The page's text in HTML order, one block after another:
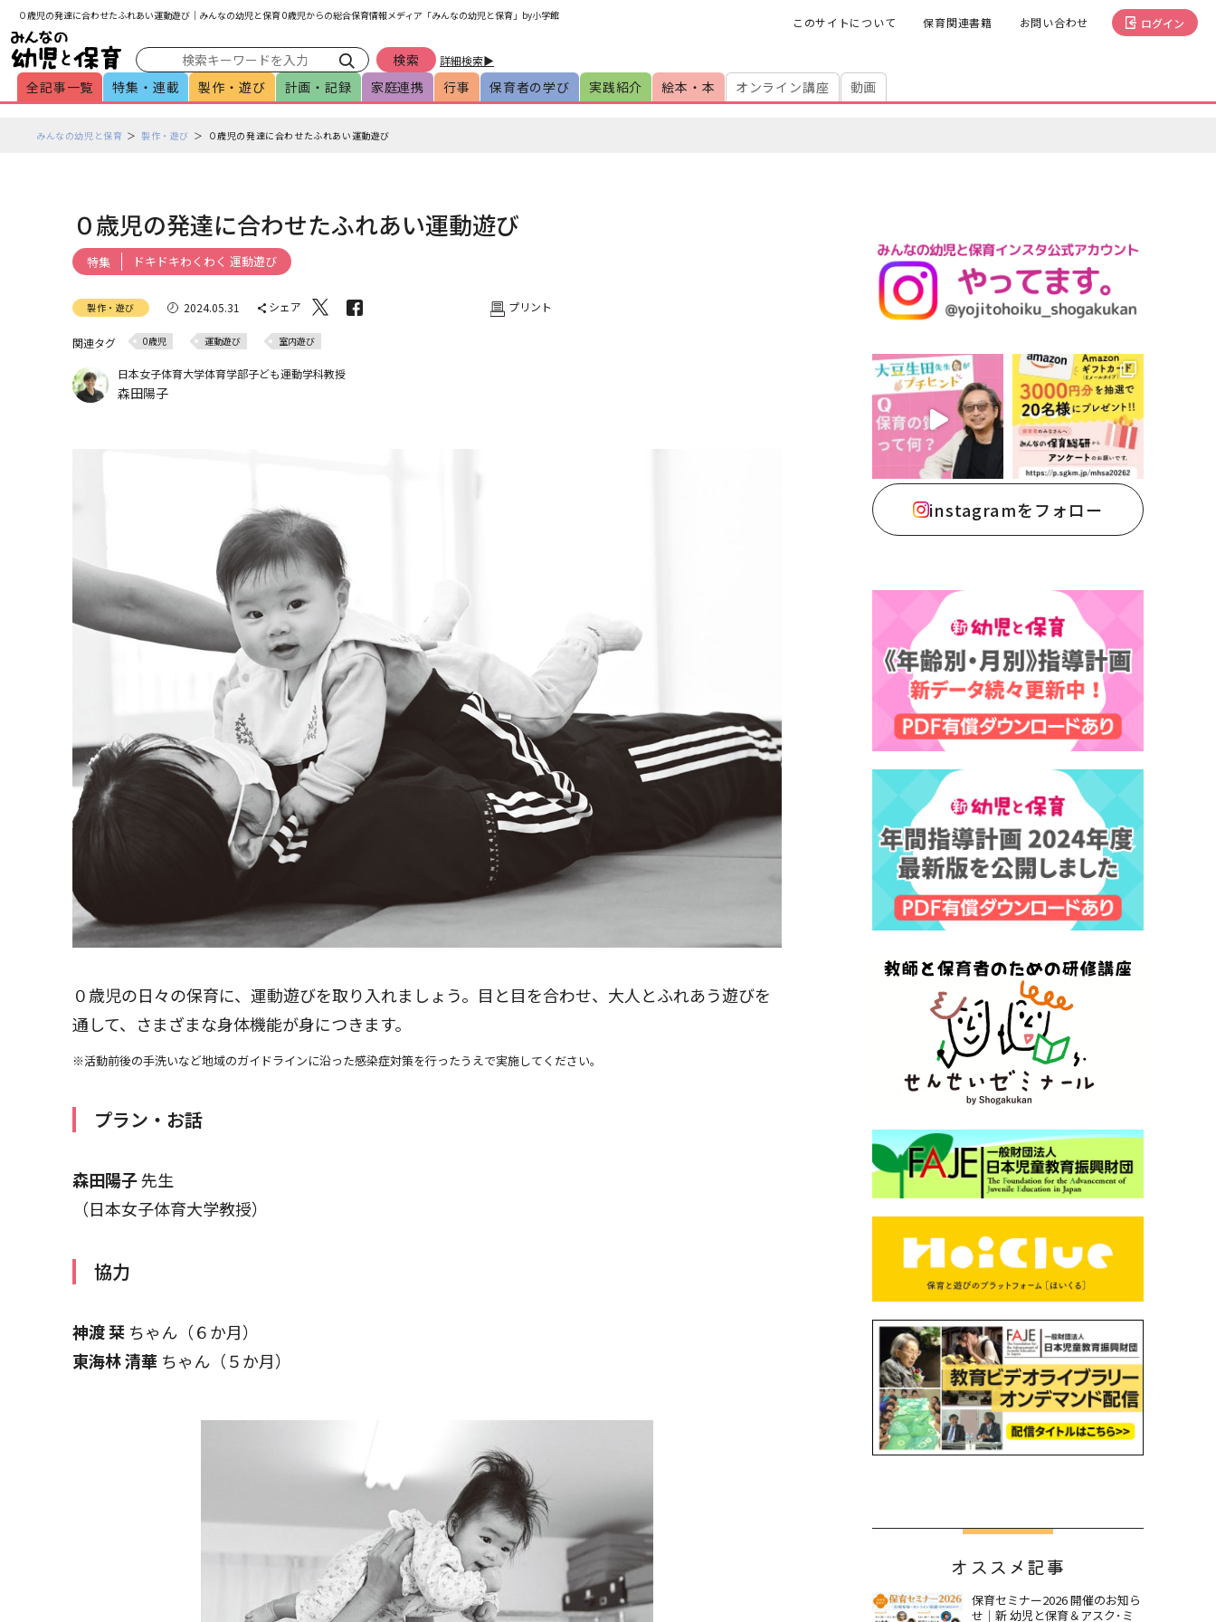
０歳児の発達に合わせたふれあい運動遊び｜みんなの幼児と保育 0歳児からの総合保育情報メディア「みんなの幼児と保育」by小学館 このサイトについて 保育関連書籍 お問い合わせ ログイン
詳細検索▶
全記事一覧 特集・連載 製作・遊び 計画・記録 家庭連携 行事 保育者の学び 実践紹介 絵本・本 オンライン講座 動画
みんなの幼児と保育 製作・遊び ０歳児の発達に合わせたふれあい運動遊び
０歳児の発達に合わせたふれあい運動遊び
特集 ドキドキわくわく 運動遊び
製作・遊び 2024.05.31 シェア プリント
関連タグ 0歳児 運動遊び 室内遊び
日本女子体育大学体育学部子ども運動学科教授
森田陽子
０歳児の日々の保育に、運動遊びを取り入れましょう。目と目を合わせ、大人とふれあう遊びを
通して、さまざまな身体機能が身につきます。
※活動前後の手洗いなど地域のガイドラインに沿った感染症対策を行ったうえで実施してください。
プラン・お話
森田陽子先生
（日本女子体育大学教授）
協力
神渡 栞 ちゃん（６か月）
東海林 清華 ちゃん（５か月）
instagramをフォロー
オススメ記事
保育セミナー2026 開催のお知ら
せ｜新 幼児と保育＆アスク･ミ